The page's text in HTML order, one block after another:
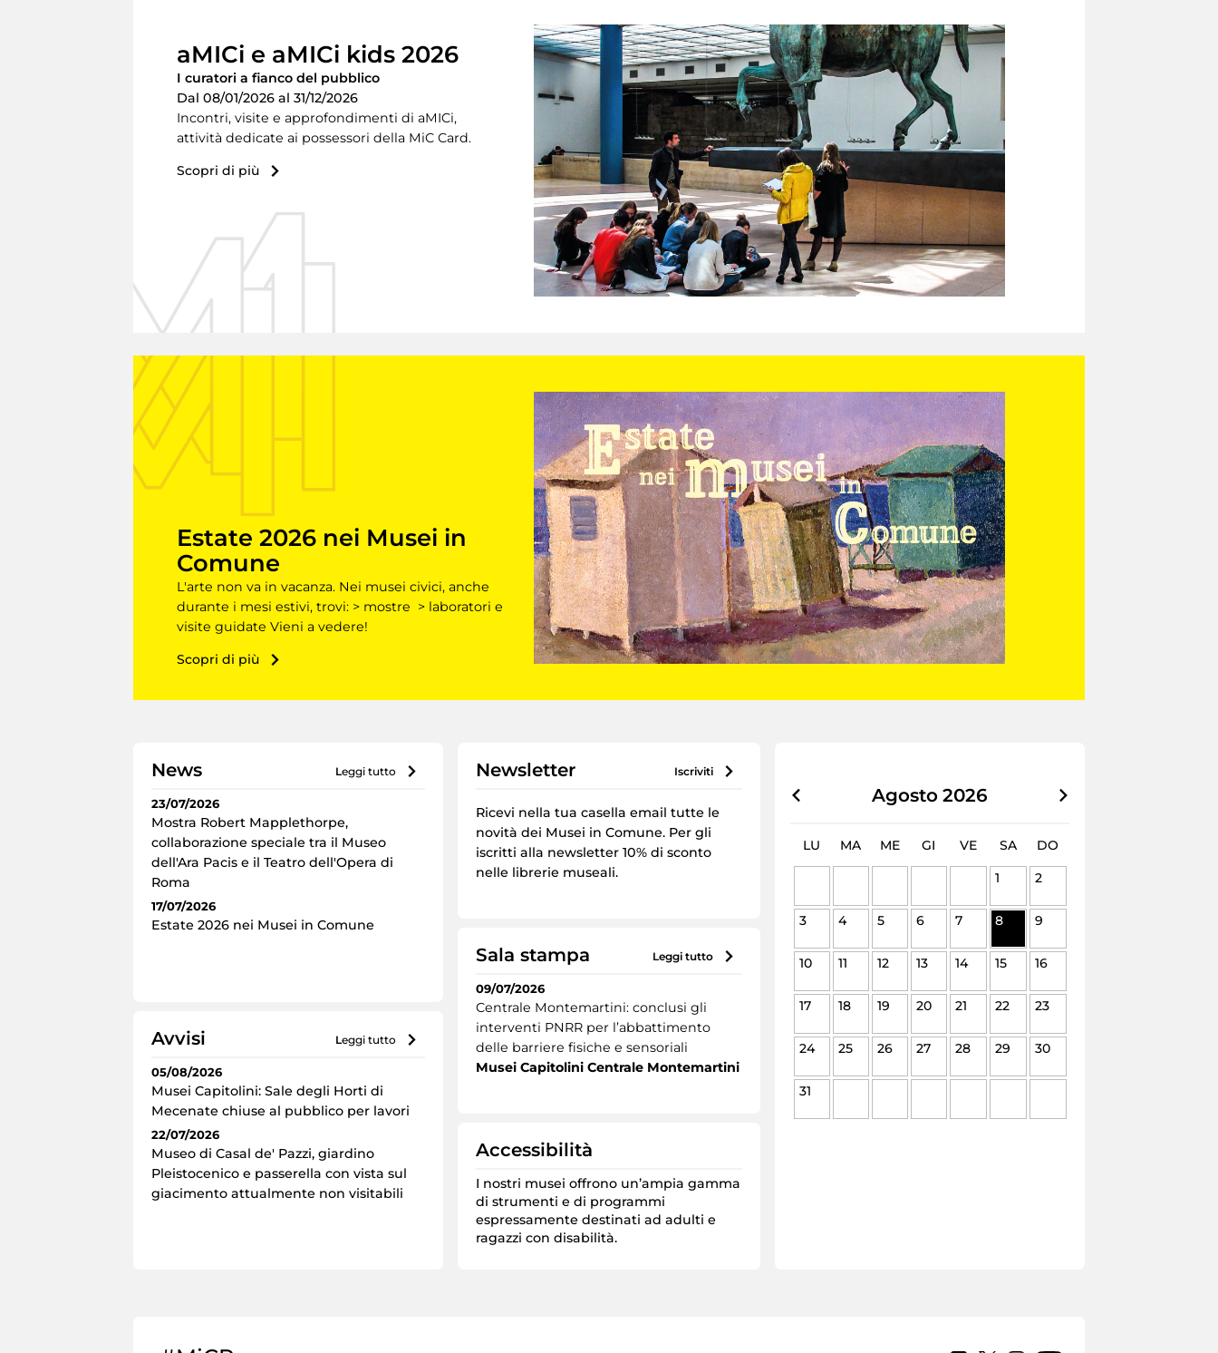
aMICi e aMICi kids 2026
I curatori a fianco del pubblico
Dal 08/01/2026 al 31/12/2026
Incontri, visite e approfondimenti di aMICi,
attività dedicate ai possessori della MiC Card.
Scopri di più
Estate 2026 nei Musei in
Comune
L'arte non va in vacanza. Nei musei civici, anche
durante i mesi estivi, trovi: > mostre > laboratori e
visite guidate Vieni a vedere!
Scopri di più
News leggi tutto
23/07/2026
Mostra Robert Mapplethorpe,
collaborazione speciale tra il Museo
dell'Ara Pacis e il Teatro dell'Opera di
Roma
17/07/2026
Estate 2026 nei Musei in Comune
Avvisi leggi tutto
05/08/2026
Musei Capitolini: Sale degli Horti di
Mecenate chiuse al pubblico per lavori
22/07/2026
Museo di Casal de' Pazzi, giardino
Pleistocenico e passerella con vista sul
giacimento attualmente non visitabili
Newsletter iscriviti
Ricevi nella tua casella email tutte le
novità dei Musei in Comune. Per gli
iscritti alla newsletter 10% di sconto
nelle librerie museali.
Sala stampa leggi tutto
09/07/2026
Centrale Montemartini: conclusi gli
interventi PNRR per l’abbattimento
delle barriere fisiche e sensoriali
Musei Capitolini Centrale Montemartini
Accessibilità
I nostri musei offrono un’ampia gamma
di strumenti e di programmi
espressamente destinati ad adulti e
ragazzi con disabilità.
Agosto 2026
LU MA ME GI VE SA
DO
1
2
3 4 5 6 7 8 9
10 11 12 13 14 15 16
17 18 19 20 21 22 23
24 25 26 27 28 29 30
31